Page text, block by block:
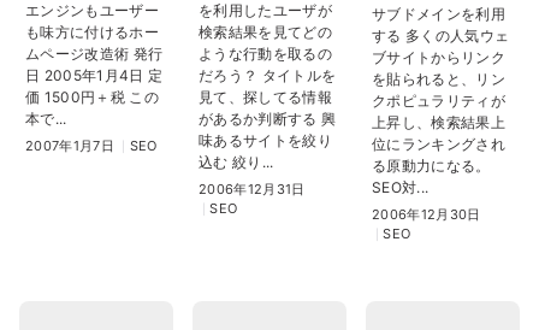
エンジンもユーザー
も味方に付けるホー
ムページ改造術 発行
日 2005年1月4日 定
価 1500円＋税 この
本で...
2007年1月7日 SEO
を利用したユーザが
検索結果を見てどの
ような行動を取るの
だろう？ タイトルを
見て、探してる情報
があるか判断する 興
味あるサイトを絞り
込む 絞り...
2006年12月31日
SEO
サブドメインを利用
する 多くの人気ウェ
ブサイトからリンク
を貼られると、リン
クポピュラリティが
上昇し、検索結果上
位にランキングされ
る原動力になる。
SEO対...
2006年12月30日
SEO